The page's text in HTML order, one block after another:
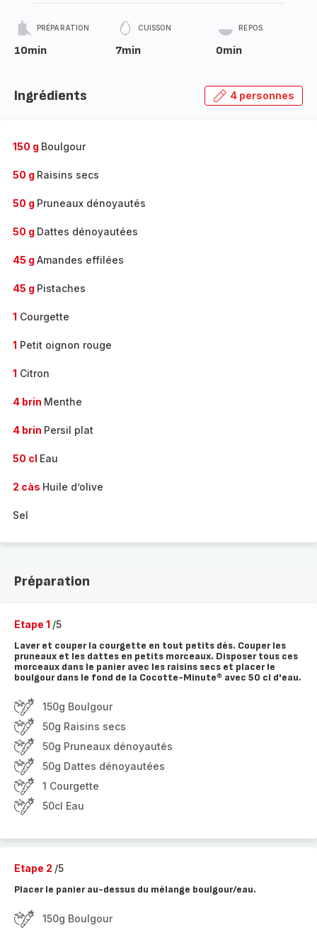
PRÉPARATION
10min
CUISSON
7min
REPOS
0min
Ingrédients 4 personnes
150 g Boulgour
50 g Raisins secs
50 g Pruneaux dénoyautés
50 g Dattes dénoyautées
45 g Amandes effilées
45 g Pistaches
1 Courgette
1 Petit oignon rouge
1 Citron
4 brin Menthe
4 brin Persil plat
50 cl Eau
2 càs Huile d’olive
Sel
Préparation
Etape 1 /5
Laver et couper la courgette en tout petits dés. Couper les
pruneaux et les dattes en petits morceaux. Disposer tous ces
morceaux dans le panier avec les raisins secs et placer le
boulgour dans le fond de la Cocotte-Minute® avec 50 cl d'eau.
150g Boulgour
50g Raisins secs
50g Pruneaux dénoyautés
50g Dattes dénoyautées
1 Courgette
50cl Eau
Etape 2 /5
Placer le panier au-dessus du mélange boulgour/eau.
150g Boulgour